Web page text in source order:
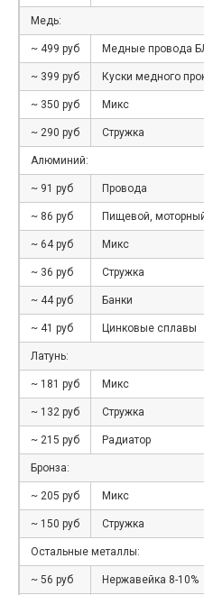
Медь:
~ 499 руб Медные провода
~ 399 руб Куски медного
~ 350 руб Микс
~ 290 руб Стружка
Алюминий:
~ 91 руб Провода
~ 86 руб Пищевой,
~ 64 руб Микс
~ 36 руб Стружка
~ 44 руб Банки
~ 41 руб Цинковые сплавы
Латунь:
~ 181 руб Микс
~ 132 руб Стружка
~ 215 руб Радиатор
Бронза:
~ 205 руб Микс
~ 150 руб Стружка
Остальные металлы:
~ 56 руб Нержавейка 8-10%